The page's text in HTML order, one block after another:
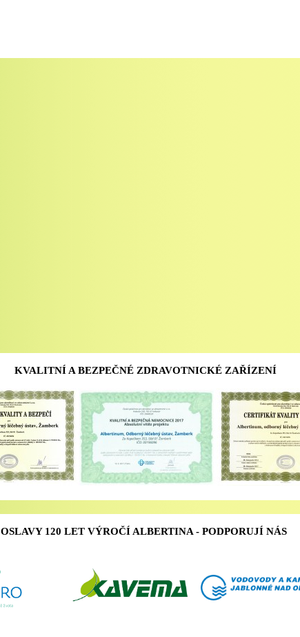
KVALITNÍ A BEZPEČNÉ ZDRAVOTNICKÉ ZAŘÍZENÍ
OSLAVY 120 LET VÝROČÍ ALBERTINA - PODPORUJÍ NÁS